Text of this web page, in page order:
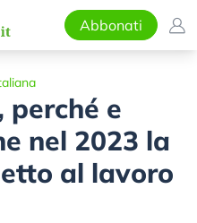
Abbonati
e
nel 2023 la
al lavoro